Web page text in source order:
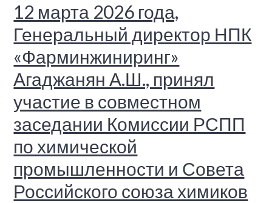
12 марта 2026 года,
Генеральный директор НПК
«Фарминжиниринг»
Агаджанян А.Ш., принял
участие в совместном
заседании Комиссии РСПП
по химической
промышленности и Совета
Российского союза химиков